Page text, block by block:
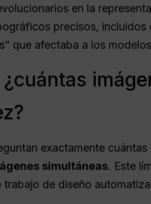
en la
precisos,
que afectaba a los
exactamente
simultáneas. Este
de diseño